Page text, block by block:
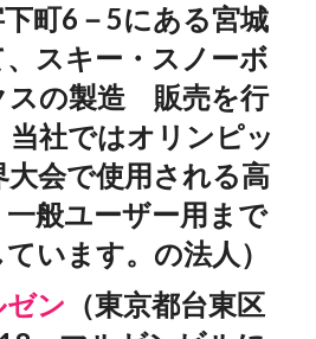
町6－5にある宮城
スキー・スノーボ
スの製造 販売を行
当社ではオリンピッ
会で使用される高
般ユーザー用まで
います。の法人）
ン （東京都台東区